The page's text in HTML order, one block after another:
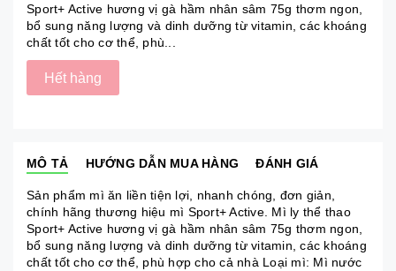
Sport+ Active hương vị gà hầm nhân sâm 75g thơm ngon,
bổ sung năng lượng và dinh dưỡng từ vitamin, các khoáng
chất tốt cho cơ thể, phù...
Hết hàng
MÔ TẢ HƯỚNG DẪN MUA HÀNG ĐÁNH GIÁ
Sản phẩm mì ăn liền tiện lợi, nhanh chóng, đơn giản,
chính hãng thương hiệu mì Sport+ Active. Mì ly thể thao
Sport+ Active hương vị gà hầm nhân sâm 75g thơm ngon,
bổ sung năng lượng và dinh dưỡng từ vitamin, các khoáng
chất tốt cho cơ thể, phù hợp cho cả nhà Loại mì: Mì nước